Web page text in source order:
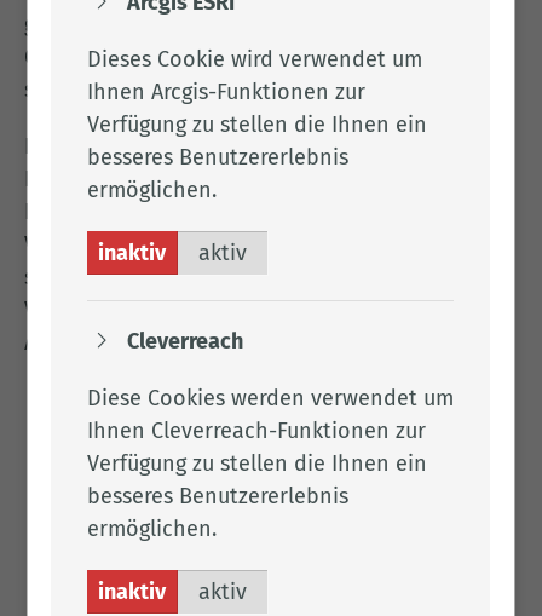
genommen. Integrität und Transparenz sind
Grundlage seines Planens und Handelns bei
strikter Beachtung von Recht und Gesetz.
Der Landkreis möchte, dass die Bürgerinnen und
Bürger uneingeschränktes Vertrauen in die
Funktionsfähigkeit und Integrität seiner
Verwaltung haben. Die Bürgerinnen und Bürger
sollten sich somit nicht scheuen in
Verdachtsfällen auf korruptes Verhalten den
Antikorruptionsbeauftragten anzusprechen.
Herr Olt­mann
Tel.:04471 15 416
Fax: 04471 85 697
Per E-Mail kontaktieren
A.110
Dieses Cookie wird verwendet um
Ihnen Arcgis-Funktionen zur
Verfügung zu stellen die Ihnen ein
besseres Benutzererlebnis
ermöglichen.
inaktiv aktiv
Cleverreach
Diese Cookies werden verwendet um
Ihnen Cleverreach-Funktionen zur
Verfügung zu stellen die Ihnen ein
besseres Benutzererlebnis
ermöglichen.
inaktiv aktiv